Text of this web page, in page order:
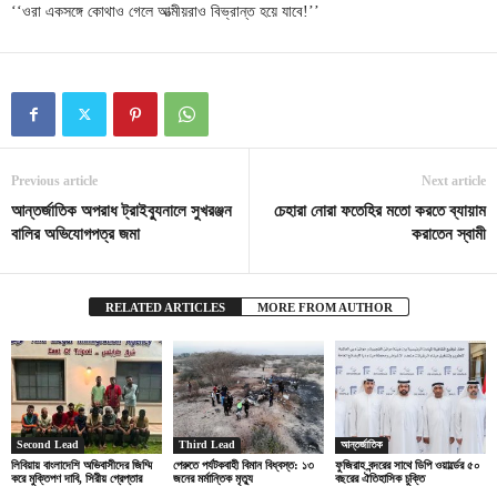
‘‘ওরা একসঙ্গে কোথাও গেলে আত্মীয়রাও বিভ্রান্ত হয়ে যাবে!’’
Previous article
আন্তর্জাতিক অপরাধ ট্রাইব্যুনালে সুখরঞ্জন
বালির অভিযোগপত্র জমা
Next article
চেহারা নোরা ফতেহির মতো করতে ব্যায়াম
করাতেন স্বামী
RELATED ARTICLES MORE FROM AUTHOR
Second Lead
লিবিয়ায় বাংলাদেশি অভিবাসীদের জিম্মি
করে মুক্তিপণ দাবি, সিরীয় গ্রেপ্তার
Third Lead
পেরুতে পর্যটকবাহী বিমান বিধ্বস্ত: ১৩
জনের মর্মান্তিক মৃত্যু
আন্তর্জাতিক
ফুজিরাহ বন্দরের সাথে ডিপি ওয়ার্ল্ডের ৫০
বছরের ঐতিহাসিক চুক্তি